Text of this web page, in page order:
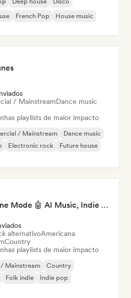
French Pop House music
/ MainstreamDance music
playlists de maior impacto
/ Mainstream
Dance music
Electronic rock
Future house
Pop Machine Mode 🤖 AI Music, Indie Pop & Dream Pop
alternativoAmericana
Country
playlists de maior impacto
Mainstream
Country
Folk indie
Indie pop